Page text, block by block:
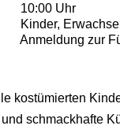
10:00 Uhr
Kinder,
Anmeldung zur
kostümierten
schmackhafte